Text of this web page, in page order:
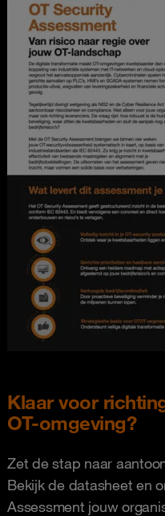
Klaar voor
OT-omgeving?
Zet de stap naar
Bekijk de datasheet en
Assessment jouw